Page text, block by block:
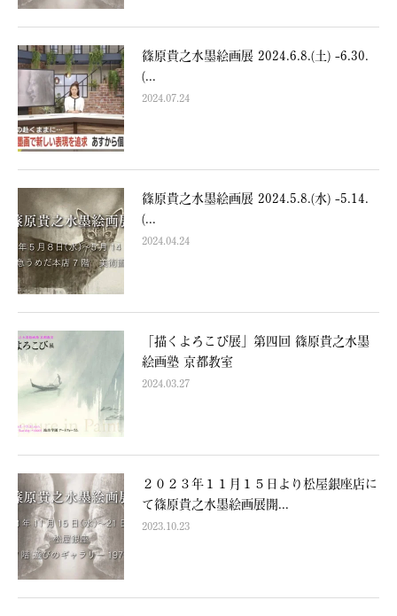
篠原貴之水墨絵画展 2024.6.8.(土) -6.30.
(...
2024.07.24
篠原貴之水墨絵画展 2024.5.8.(水) -5.14.
(...
2024.04.24
「描くよろこび展」第四回 篠原貴之水墨
絵画塾 京都教室
2024.03.27
２０２３年１１月１５日より松屋銀座店に
て篠原貴之水墨絵画展開...
2023.10.23